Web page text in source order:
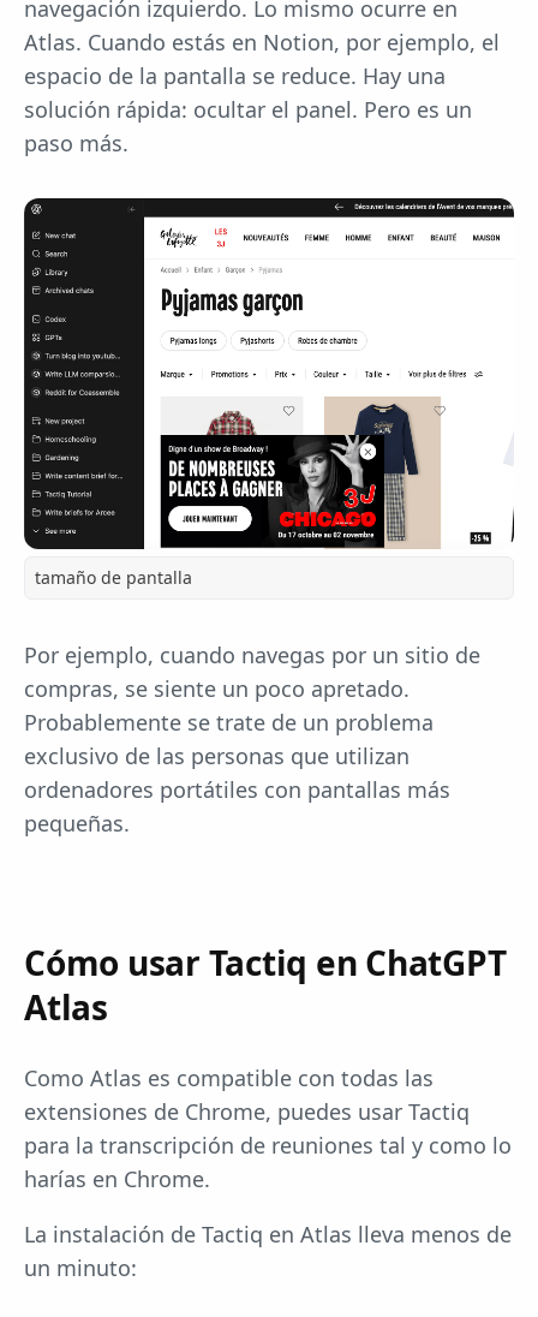
navegación izquierdo. Lo mismo ocurre en
Atlas. Cuando estás en Notion, por ejemplo, el
espacio de la pantalla se reduce. Hay una
solución rápida: ocultar el panel. Pero es un
paso más.
tamaño de pantalla
Por ejemplo, cuando navegas por un sitio de
compras, se siente un poco apretado.
Probablemente se trate de un problema
exclusivo de las personas que utilizan
ordenadores portátiles con pantallas más
pequeñas.
Cómo usar Tactiq en ChatGPT
Atlas
Como Atlas es compatible con todas las
extensiones de Chrome, puedes usar Tactiq
para la transcripción de reuniones tal y como lo
harías en Chrome.
La instalación de Tactiq en Atlas lleva menos de
un minuto: